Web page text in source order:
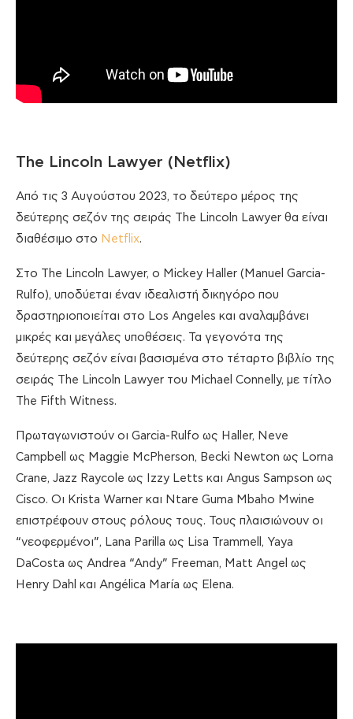
The Lincoln Lawyer (Netflix)
Από τις 3 Αυγούστου 2023, το δεύτερο μέρος της
δεύτερης σεζόν της σειράς The Lincoln Lawyer θα είναι
διαθέσιμο στο Netflix.
Στο The Lincoln Lawyer, ο Mickey Haller (Manuel Garcia-
Rulfo), υποδύεται έναν ιδεαλιστή δικηγόρο που
δραστηριοποιείται στο Los Angeles και αναλαμβάνει
μικρές και μεγάλες υποθέσεις. Τα γεγονότα της
δεύτερης σεζόν είναι βασισμένα στο τέταρτο βιβλίο της
σειράς The Lincoln Lawyer του Michael Connelly, με τίτλο
The Fifth Witness.
Πρωταγωνιστούν οι Garcia-Rulfo ως Haller, Neve
Campbell ως Maggie McPherson, Becki Newton ως Lorna
Crane, Jazz Raycole ως Izzy Letts και Angus Sampson ως
Cisco. Οι Krista Warner και Ntare Guma Mbaho Mwine
επιστρέφουν στους ρόλους τους. Τους πλαισιώνουν οι
“νεοφερμένοι”, Lana Parilla ως Lisa Trammell, Yaya
DaCosta ως Andrea “Andy” Freeman, Matt Angel ως
Henry Dahl και Angélica María ως Elena.